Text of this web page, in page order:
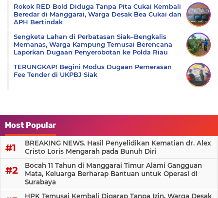
Rokok RED Bold Diduga Tanpa Pita Cukai Kembali
Beredar di Manggarai, Warga Desak Bea Cukai dan
APH Bertindak
Sengketa Lahan di Perbatasan Siak–Bengkalis
Memanas, Warga Kampung Temusai Berencana
Laporkan Dugaan Penyerobotan ke Polda Riau
TERUNGKAP! Begini Modus Dugaan Pemerasan
Fee Tender di UKPBJ Siak
Most Popular
BREAKING NEWS. Hasil Penyelidikan Kematian dr. Alex
Cristo Loris Mengarah pada Bunuh Diri
Bocah 11 Tahun di Manggarai Timur Alami Gangguan
Mata, Keluarga Berharap Bantuan untuk Operasi di
Surabaya
HPK Temusai Kembali Digarap Tanpa Izin, Warga Desak